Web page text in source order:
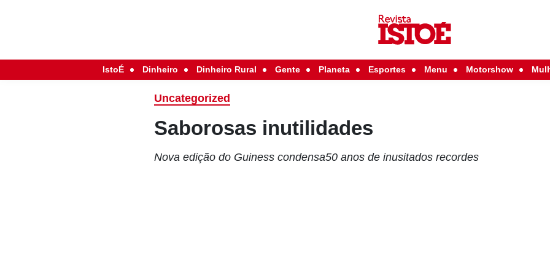
IstoÉ Dinheiro Dinheiro Rural Gente Planeta Esportes Menu Motorshow
Uncategorized
Saborosas inutilidades
Nova edição do Guiness condensa50 anos de inusitados recordes